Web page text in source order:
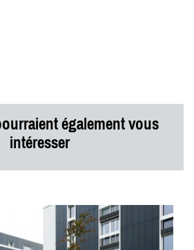
également vous
intéresser